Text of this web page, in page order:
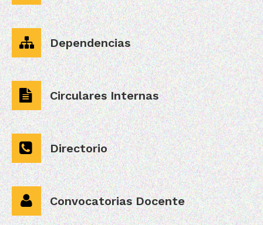
Dependencias
Circulares Internas
Directorio
Convocatorias Docente